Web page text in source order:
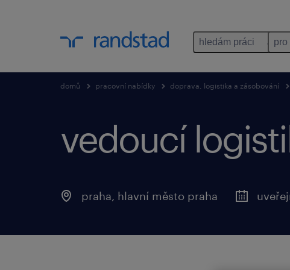
hledám práci pro
domů pracovní nabídky doprava, logistika a zásobování
vedoucí
praha, hlavní město praha